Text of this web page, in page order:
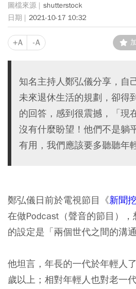
shutterstock
2021-10-17 10:32
+A -A
知名主持人鄭弘儀分享，自
未來退休生活的規劃，卻得
的回答，感到很震撼，「現
沒有什麼盼望！他們不是躺
有用，我們應該要多聽聽年
鄭弘儀日前於電視節目《新聞
在做Podcast（聲音的節目）
的設定是「兩個世代之間的溝通
他坦言，年長的一代於年輕人
歲以上；相對年輕人也對老一